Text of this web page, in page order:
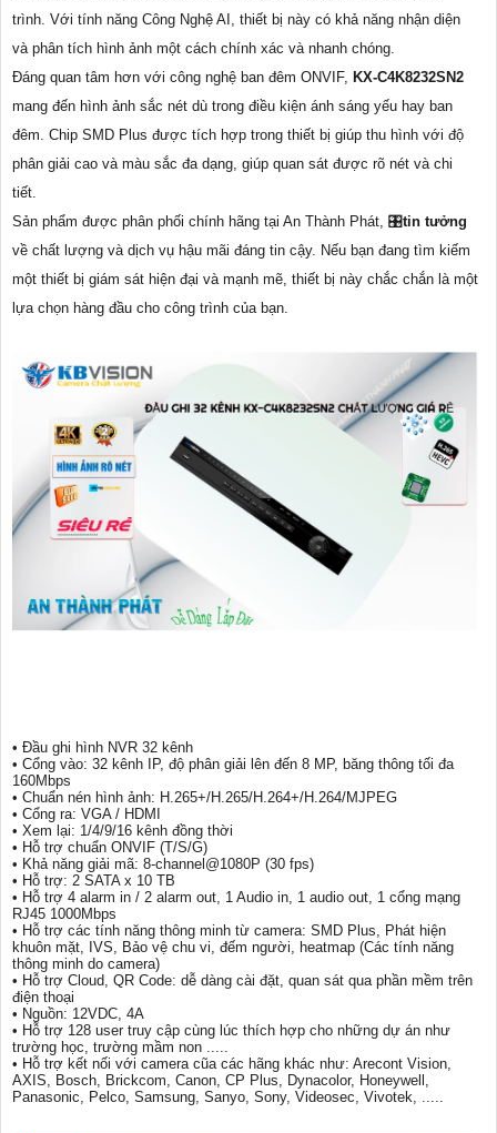
trình. Với tính năng Công Nghệ AI, thiết bị này có khả năng nhận diện
và phân tích hình ảnh một cách chính xác và nhanh chóng.
Đáng quan tâm hơn với công nghệ ban đêm ONVIF, KX-C4K8232SN2
mang đến hình ảnh sắc nét dù trong điều kiện ánh sáng yếu hay ban
đêm. Chip SMD Plus được tích hợp trong thiết bị giúp thu hình với độ
phân giải cao và màu sắc đa dạng, giúp quan sát được rõ nét và chi
tiết.
Sản phẩm được phân phối chính hãng tại An Thành Phát, 🎛tin tưởng
về chất lượng và dịch vụ hậu mãi đáng tin cậy. Nếu bạn đang tìm kiếm
một thiết bị giám sát hiện đại và mạnh mẽ, thiết bị này chắc chắn là một
lựa chọn hàng đầu cho công trình của bạn.
• Đầu ghi hình NVR 32 kênh
• Cổng vào: 32 kênh IP, độ phân giải lên đến 8 MP, băng thông tối đa
160Mbps
• Chuẩn nén hình ảnh: H.265+/H.265/H.264+/H.264/MJPEG
• Cổng ra: VGA / HDMI
• Xem lại: 1/4/9/16 kênh đồng thời
• Hỗ trợ chuẩn ONVIF (T/S/G)
• Khả năng giải mã: 8-channel@1080P (30 fps)
• Hỗ trợ: 2 SATA x 10 TB
• Hỗ trợ 4 alarm in / 2 alarm out, 1 Audio in, 1 audio out, 1 cổng mạng
RJ45 1000Mbps
• Hỗ trợ các tính năng thông minh từ camera: SMD Plus, Phát hiện
khuôn mặt, IVS, Bảo vệ chu vi, đếm người, heatmap (Các tính năng
thông minh do camera)
• Hỗ trợ Cloud, QR Code: dễ dàng cài đặt, quan sát qua phần mềm trên
điện thoại
• Nguồn: 12VDC, 4A
• Hỗ trợ 128 user truy cập cùng lúc thích hợp cho những dự án như
trường học, trường mầm non .....
• Hỗ trợ kết nối với camera cũa các hãng khác như: Arecont Vision,
AXIS, Bosch, Brickcom, Canon, CP Plus, Dynacolor, Honeywell,
Panasonic, Pelco, Samsung, Sanyo, Sony, Videosec, Vivotek, .....